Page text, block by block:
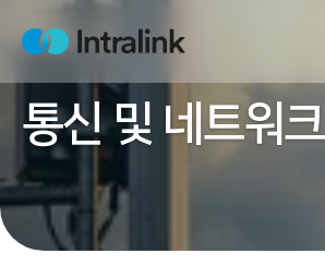
c
o
n
H
m
e
통신 및 네트워크